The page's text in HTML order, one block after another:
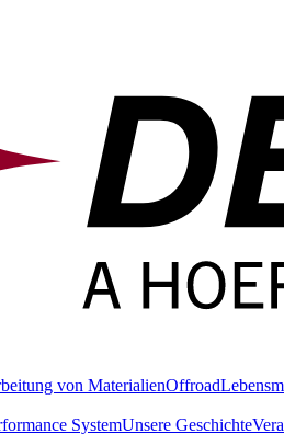
von MaterialienOffroad
SystemUnsere Geschichte